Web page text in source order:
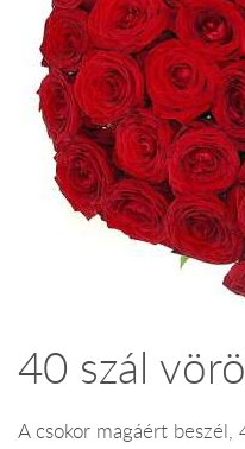
40 szál
A csokor magáért beszél,